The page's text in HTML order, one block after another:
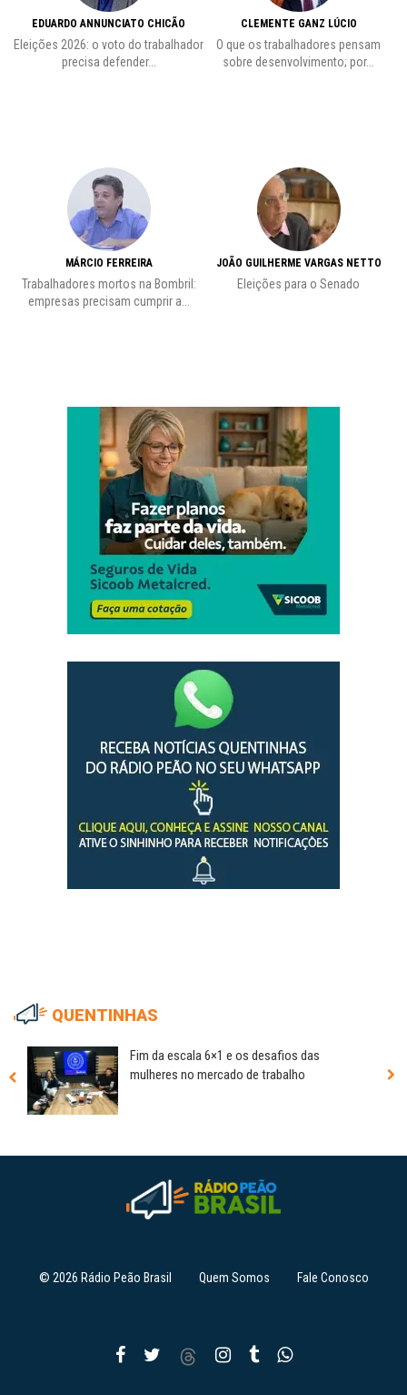
EDUARDO ANNUNCIATO CHICÃO
Eleições 2026: o voto do trabalhador
precisa defender...
MÁRCIO FERREIRA
Trabalhadores mortos na Bombril:
empresas precisam cumprir a...
CLEMENTE GANZ LÚCIO
O que os trabalhadores pensam
sobre desenvolvimento; por...
JOÃO GUILHERME VARGAS NETTO
Eleições para o Senado
QUENTINHAS
Fim da escala 6×1 e os desafios das
mulheres no mercado de trabalho
© 2026 Rádio Peão Brasil Quem Somos Fale Conosco